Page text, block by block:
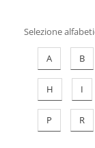
Selezione
A B
H I
P R